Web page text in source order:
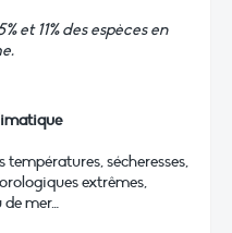
et 11% des espèces en
sécheresses,
extrêmes,
mer…